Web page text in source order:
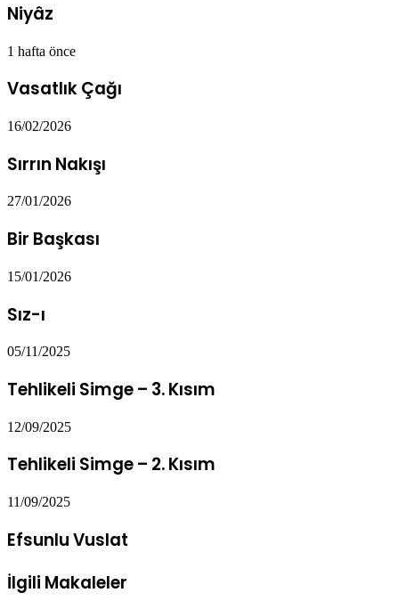
Niyâz
1 hafta önce
Vasatlık Çağı
16/02/2026
Sırrın Nakışı
27/01/2026
Bir Başkası
15/01/2026
Sız-ı
05/11/2025
Tehlikeli Simge – 3. Kısım
12/09/2025
Tehlikeli Simge – 2. Kısım
11/09/2025
Efsunlu Vuslat
İlgili Makaleler